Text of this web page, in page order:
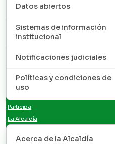
Datos abiertos
Sistemas de información
institucional
Notificaciones judiciales
Políticas y condiciones de
uso
Participa
La Alcaldía
Acerca de la Alcaldía